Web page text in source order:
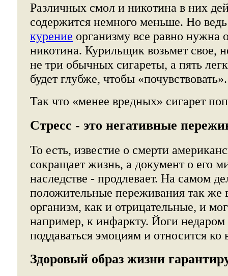
Различных смол и никотина в них
содержится немного меньше. Но
курение организму все равно нужна
никотина. Курильщик возьмет свое,
не три обычных сигареты, а пять
будет глубже, чтобы «почувствовать».
Так что «менее вредных» сигарет
Стресс - это негативные
То есть, известие о смерти
сокращает жизнь, а документ о его
наследстве - продлевает. На самом
положительные переживания так же
организм, как и отрицательные, и
например, к инфаркту. Йоги
поддаваться эмоциям и относится
Здоровый образ жизни